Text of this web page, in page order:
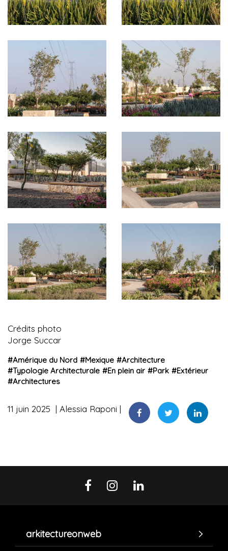
Crédits photo
Jorge Succar
#Amérique du Nord #Mexique #Architecture
#Typologie Architecturale #En plein air #Park #Extérieur
#Architectures
11 juin 2025 Alessia Raponi
arkitectureonweb